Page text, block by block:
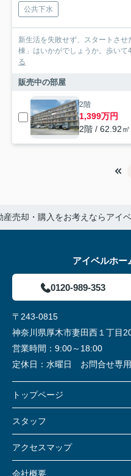
公共下水
新生活を失敗せず、スタートさ
棟」はいかがでしょうか。歩い
る
販売中の部屋
2階
1,399万円
2階 / 62.92
産売却・購入をお考えならアイ
アイベルホー
0120-989-353
〒243-0815
神奈川県厚木市妻田西１丁目
営業時間： 9:00～18:00
定休日： 水曜日 お問合せ専
トップページ
スタッフ
アクセスマップ
会社概要